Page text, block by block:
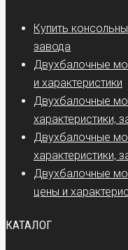
Купить
завода
Двухбалочные
и характеристики
Двухбалочные
характеристики,
Двухбалочные
характеристики,
Двухбалочные
цены и
КАТАЛОГ